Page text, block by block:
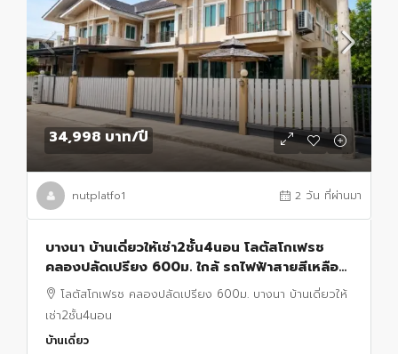
34,998 บาท/ปี
nutplatfo1 2 วัน ที่ผ่านมา
บางนา บ้านเดี่ยวให้เช่า2ชั้น4นอน โลตัสโกเฟรช
คลองปลัดเปรียง 600ม. ใกล้ รถไฟฟ้าสายสีเหลือง
สถานีศรีด่าน650 ม.เมกา บางนา 1 กม.
โลตัสโกเฟรช คลองปลัดเปรียง 600ม. บางนา บ้านเดี่ยวให้
เช่า2ชั้น4นอน
บ้านเดี่ยว